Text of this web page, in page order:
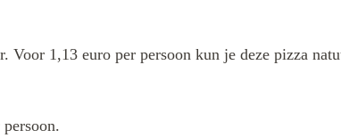
Voor 1,13 euro per persoon kun je deze pizza